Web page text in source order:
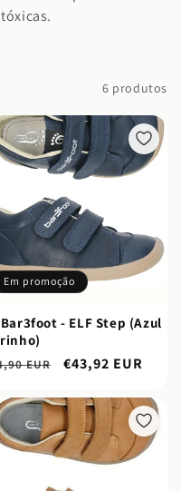
6 produtos
Em promoção
- ELF Step (Azul
EUR
Preço
saldo
€43,92 EUR